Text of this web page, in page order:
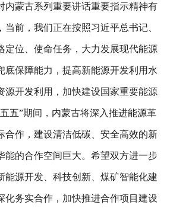
内蒙古系列重要讲话重要指示精神有
当前，我们正在按照习近平总书记、
定位、使命任务，大力发展现代能源
底保障能力，提高新能源开发利用水
源开发利用，加快建设国家重要能源
五”期间，内蒙古将深入推进能源革
合作，建设清洁低碳、安全高效的新
能的合作空间巨大。希望双方进一步
能源开发、科技创新、煤矿智能化建
化务实合作，加快推进合作项目建设